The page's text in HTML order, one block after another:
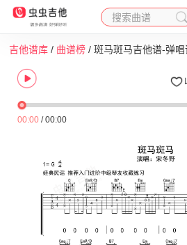
搜索曲谱
吉他谱库 / 曲谱榜 / 斑马斑马吉他谱-弹
00:00 /00:00